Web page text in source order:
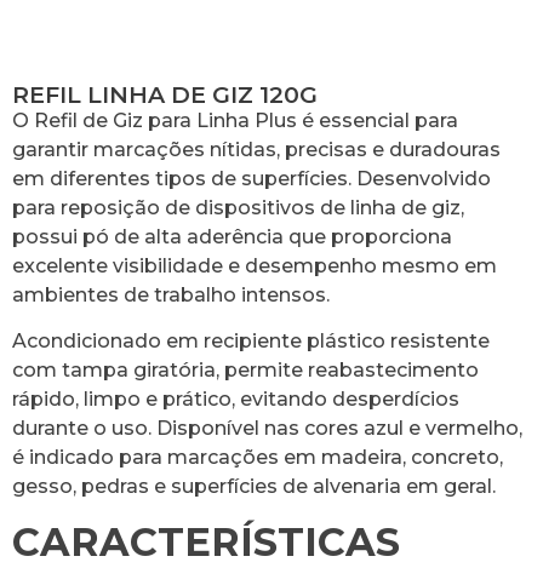
REFIL LINHA DE GIZ 120G
O Refil de Giz para Linha Plus é essencial para
garantir marcações nítidas, precisas e duradouras
em diferentes tipos de superfícies. Desenvolvido
para reposição de dispositivos de linha de giz,
possui pó de alta aderência que proporciona
excelente visibilidade e desempenho mesmo em
ambientes de trabalho intensos.
Acondicionado em recipiente plástico resistente
com tampa giratória, permite reabastecimento
rápido, limpo e prático, evitando desperdícios
durante o uso. Disponível nas cores azul e vermelho,
é indicado para marcações em madeira, concreto,
gesso, pedras e superfícies de alvenaria em geral.
CARACTERÍSTICAS